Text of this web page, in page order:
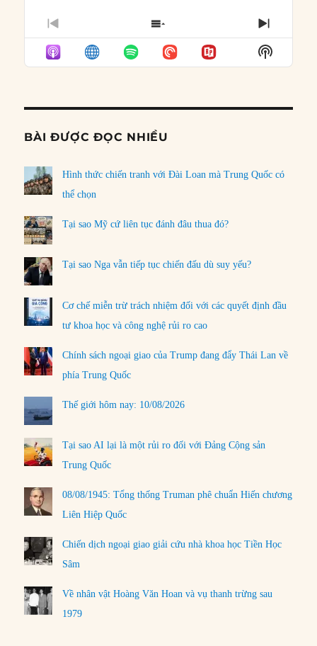
PREVIOUS
EPISODE
SHOW
EPISODES
LIST
NEXT
Show
Podcast
BÀI ĐƯỢC ĐỌC NHIỀU
Hình thức chiến tranh với Đài Loan mà Trung Quốc có
thể chọn
Tại sao Mỹ cứ liên tục đánh đâu thua đó?
Tại sao Nga vẫn tiếp tục chiến đấu dù suy yếu?
Cơ chế miễn trừ trách nhiệm đối với các quyết định đầu
tư khoa học và công nghệ rủi ro cao
Chính sách ngoại giao của Trump đang đẩy Thái Lan về
phía Trung Quốc
Thế giới hôm nay: 10/08/2026
Tại sao AI lại là một rủi ro đối với Đảng Cộng sản
Trung Quốc
08/08/1945: Tổng thống Truman phê chuẩn Hiến chương
Liên Hiệp Quốc
Chiến dịch ngoại giao giải cứu nhà khoa học Tiền Học
Sâm
Về nhân vật Hoàng Văn Hoan và vụ thanh trừng sau
1979